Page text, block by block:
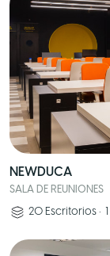
NEWDUCA
SALA DE REUNIONES
20 Escritorios • 1